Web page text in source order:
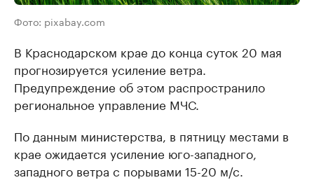
Фото: pixabay.com
В Краснодарском крае до конца суток 20 мая
прогнозируется усиление ветра.
Предупреждение об этом распространило
региональное управление МЧС.
По данным министерства, в пятницу местами в
крае ожидается усиление юго-западного,
западного ветра с порывами 15-20 м/с.